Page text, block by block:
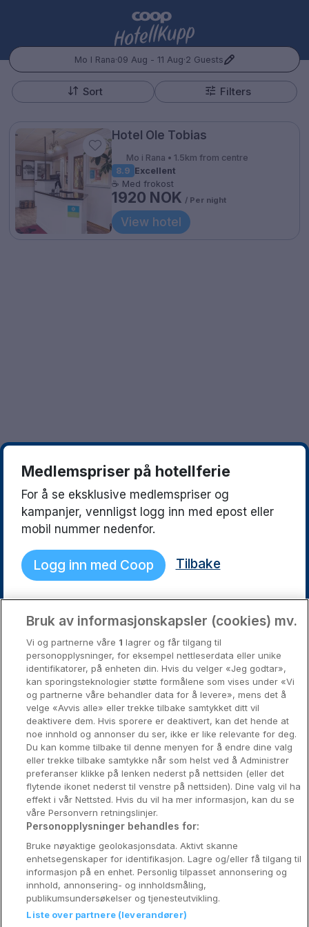
Mo I Rana·09 Aug - 11 Aug·2 Guests
Popular Destinations:
Oslo
Bergen
Trondheim
Sort Filters
1920 NOK
+
−
Hotel Ole Tobias
Mo i Rana • 1.5km from centre
8.9 Excellent
☕ Med frokost
1920 NOK / Per night
View hotel
Medlemspriser på hotellferie
For å se eksklusive medlemspriser og
kampanjer, vennligst logg inn med epost eller
mobil nummer nedenfor.
Logg inn med Coop Tilbake
Kontakt oss Spørsmål og svarVilkårGift Vouchers
Coop.no
Cookie policyManage Preferences
Personvernspolicy
Aktiv Ferie
Pakketilbud
Pakketilbud Sverige
Byferie i Norge
Oslo
Stavanger
Bergen
Utforsk Norden
Om Coop HotellKupp
Konkurranse
Koselig avbrekk
Velvære i var
Premiumhotell
Venninnetur
Reservasjonsspørsmål:
Bruk av informasjonskapsler (cookies) mv.
Vi og partnerne våre 1 lagrer og får tilgang til
personopplysninger, for eksempel nettleserdata eller unike
identifikatorer, på enheten din. Hvis du velger «Jeg godtar»,
kan sporingsteknologier støtte formålene som vises under «Vi
og partnerne våre behandler data for å levere», mens det å
velge «Avvis alle» eller trekke tilbake samtykket ditt vil
deaktivere dem. Hvis sporere er deaktivert, kan det hende at
noe innhold og annonser du ser, ikke er like relevante for deg.
Du kan komme tilbake til denne menyen for å endre dine valg
eller trekke tilbake samtykke når som helst ved å Administrer
preferanser klikke på lenken nederst på nettsiden (eller det
flytende ikonet nederst til venstre på nettsiden). Dine valg vil ha
effekt i vår Nettsted. Hvis du vil ha mer informasjon, kan du se
våre Personvern retningslinjer.
Personopplysninger behandles for:
Bruke nøyaktige geolokasjonsdata. Aktivt skanne
enhetsegenskaper for identifikasjon. Lagre og/eller få tilgang til
informasjon på en enhet. Personlig tilpasset annonsering og
innhold, annonsering- og innholdsmåling,
publikumsundersøkelser og tjenesteutvikling.
Liste over partnere (leverandører)